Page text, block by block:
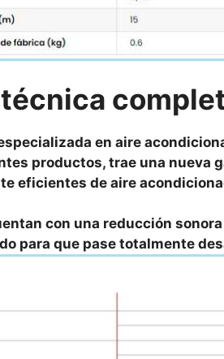
en aire
productos, trae una nueva
eficientes de aire
con una reducción
para que pase totalmente